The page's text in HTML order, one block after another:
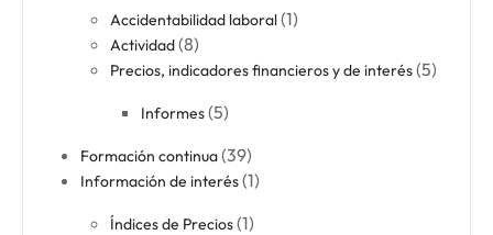
Accidentabilidad laboral​(1)
Actividad​(8)
Precios, indicadores financieros y de interés(5)
Informes(5)
Formación continua​(39)
Información de interés(1)
Índices de Precios(1)